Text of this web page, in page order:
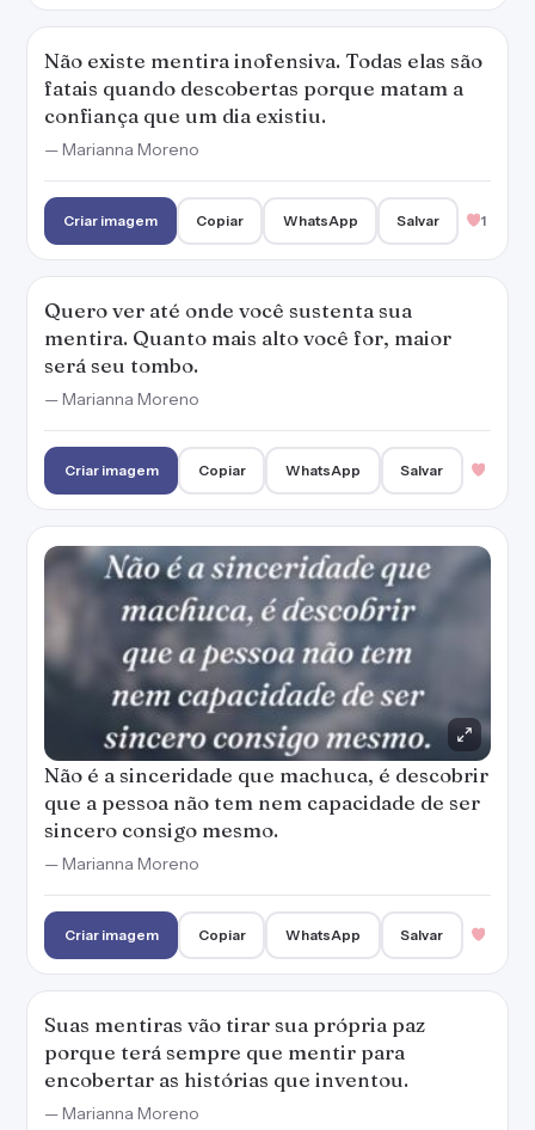
Não existe mentira inofensiva. Todas elas são
fatais quando descobertas porque matam a
confiança que um dia existiu.
— Marianna Moreno
Criar imagem Copiar WhatsApp Salvar 1
Quero ver até onde você sustenta sua
mentira. Quanto mais alto você for, maior
será seu tombo.
— Marianna Moreno
Criar imagem Copiar WhatsApp Salvar
Não é a sinceridade que machuca, é descobrir
que a pessoa não tem nem capacidade de ser
sincero consigo mesmo.
— Marianna Moreno
Criar imagem Copiar WhatsApp Salvar
Suas mentiras vão tirar sua própria paz
porque terá sempre que mentir para
encobertar as histórias que inventou.
— Marianna Moreno